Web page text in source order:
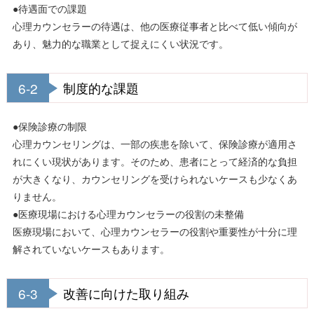
●待遇面での課題
心理カウンセラーの待遇は、他の医療従事者と比べて低い傾向が
あり、魅力的な職業として捉えにくい状況です。
6-2 制度的な課題
●保険診療の制限
心理カウンセリングは、一部の疾患を除いて、保険診療が適用さ
れにくい現状があります。そのため、患者にとって経済的な負担
が大きくなり、カウンセリングを受けられないケースも少なくあ
りません。
●医療現場における心理カウンセラーの役割の未整備
医療現場において、心理カウンセラーの役割や重要性が十分に理
解されていないケースもあります。
6-3 改善に向けた取り組み